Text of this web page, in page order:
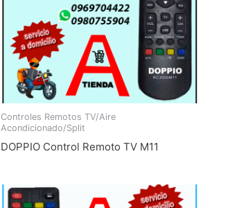
Controles Remotos TV/Aire
Acondicionado/Split
DOPPIO Control Remoto TV M11